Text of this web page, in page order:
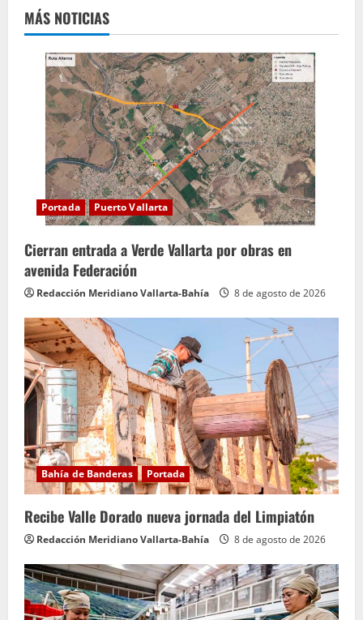
MÁS NOTICIAS
Portada Puerto Vallarta
Cierran entrada a Verde Vallarta por obras en
avenida Federación
Redacción Meridiano Vallarta-Bahía 8 de agosto de 2026
Bahía de Banderas Portada
Recibe Valle Dorado nueva jornada del Limpiatón
Redacción Meridiano Vallarta-Bahía 8 de agosto de 2026